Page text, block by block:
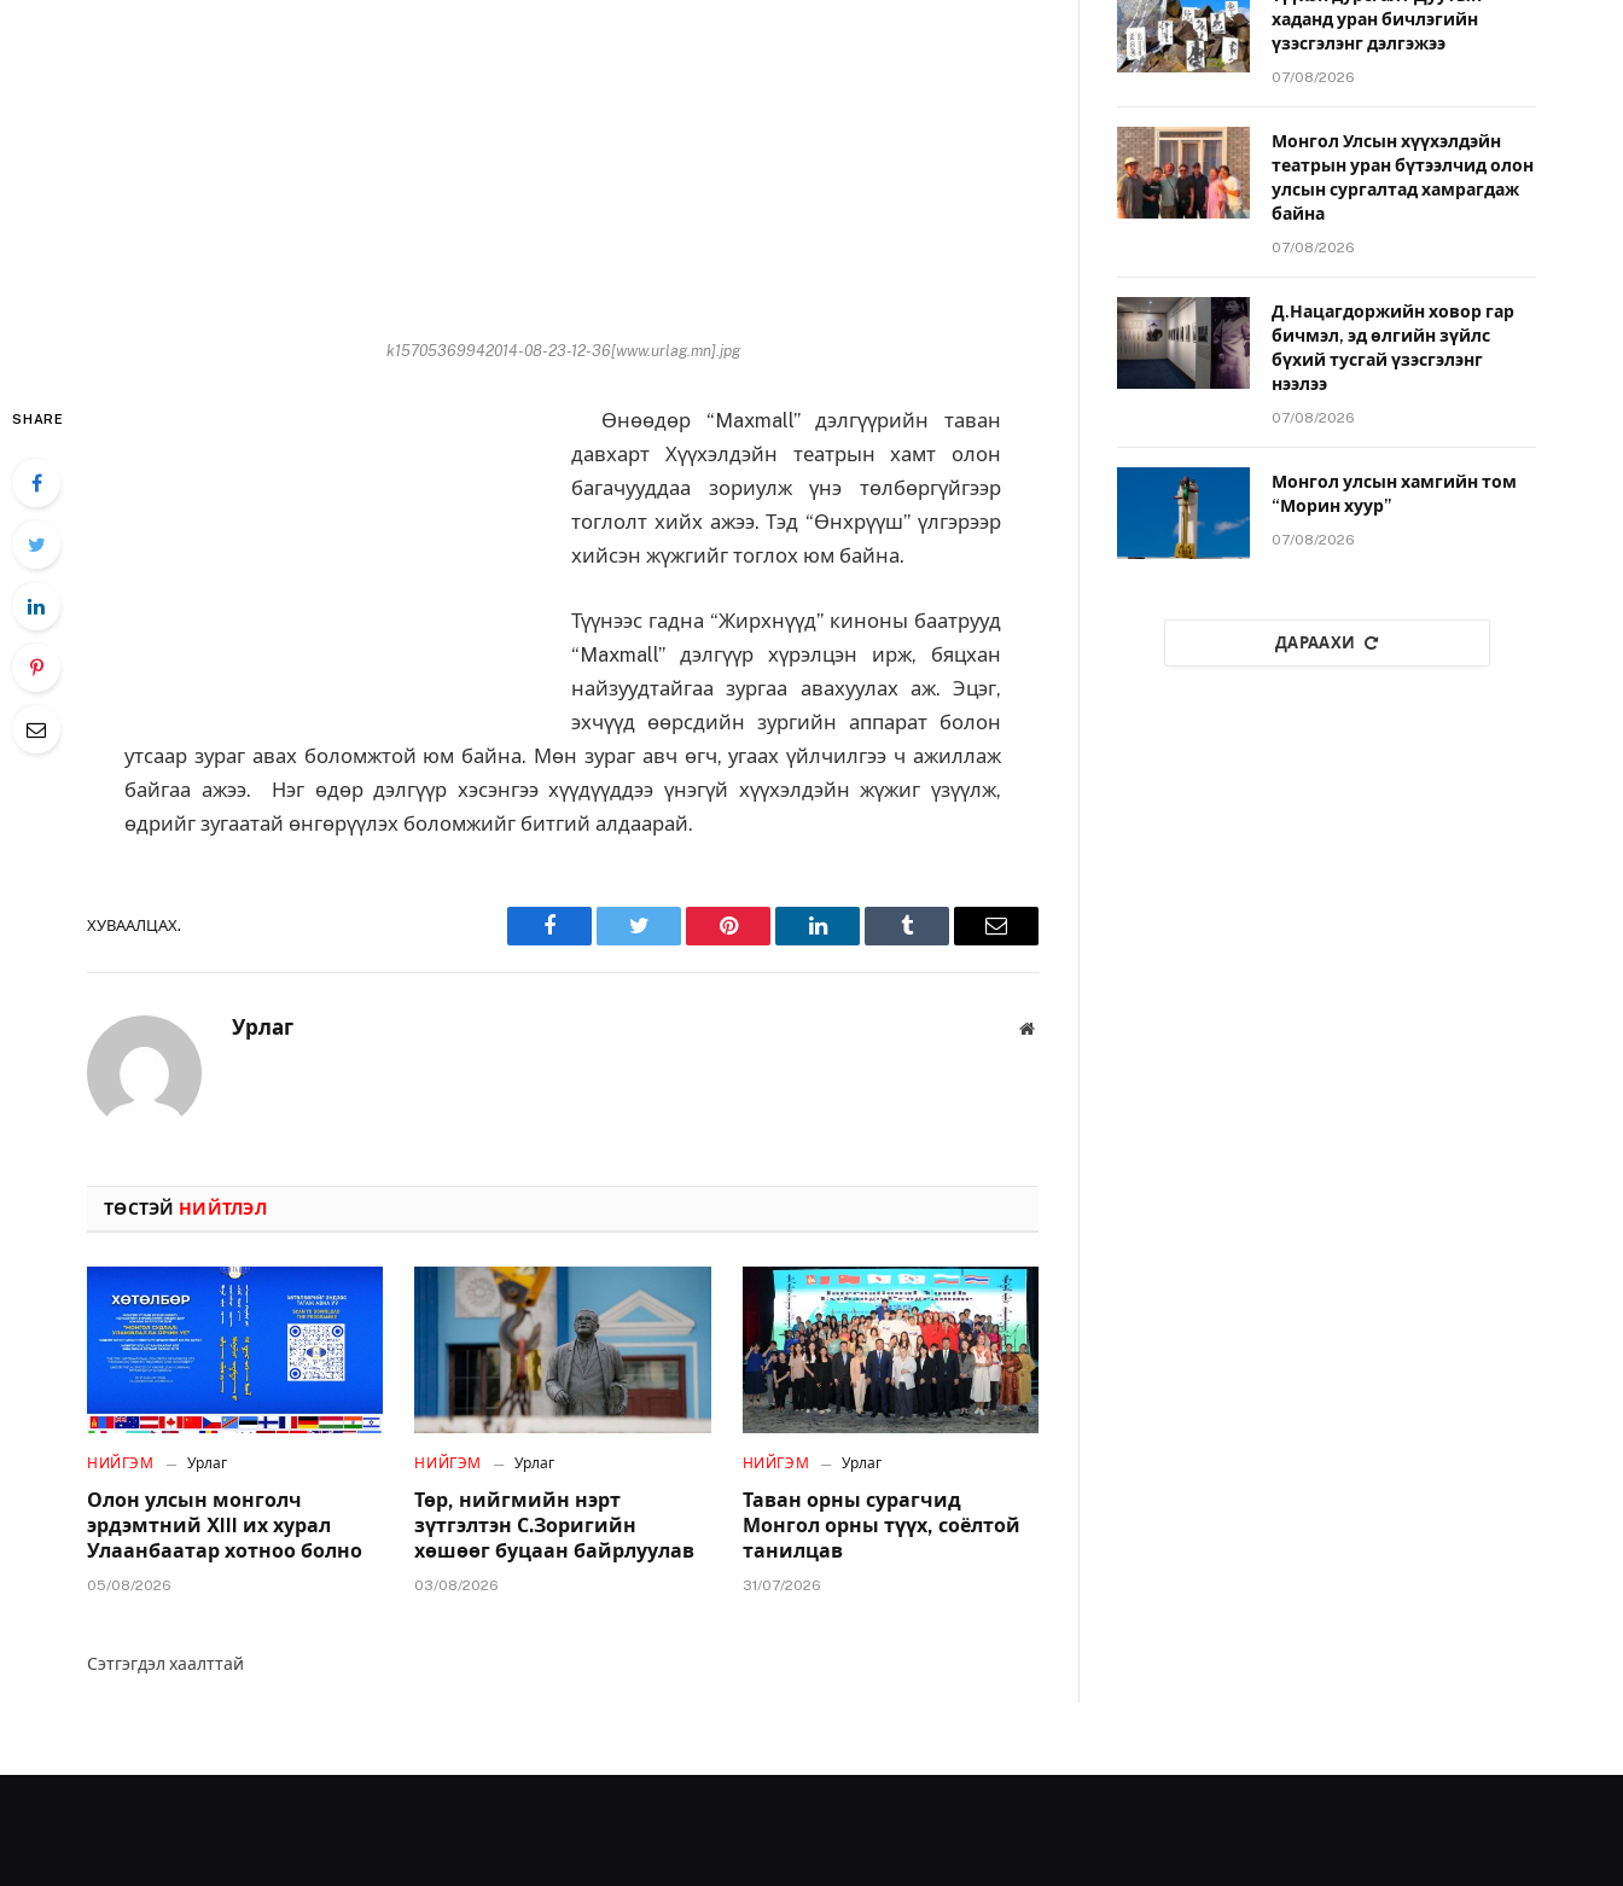
k15705369942014-08-23-12-36[www.urlag.mn].jpg
SHARE
Өнөөдөр “Maxmall” дэлгүүрийн таван
давхарт Хүүхэлдэйн театрын хамт олон
багачууддаа зориулж үнэ төлбөргүйгээр
тоглолт хийх ажээ. Тэд “Өнхрүүш” үлгэрээр
хийсэн жүжгийг тоглох юм байна.
Түүнээс гадна “Жирхнүүд” киноны баатрууд
“Maxmall” дэлгүүр хүрэлцэн ирж, бяцхан
найзуудтайгаа зургаа авахуулах аж. Эцэг,
эхчүүд өөрсдийн зургийн аппарат болон
утсаар зураг авах боломжтой юм байна. Мөн зураг авч өгч, угаах үйлчилгээ ч ажиллаж
байгаа ажээ. Нэг өдөр дэлгүүр хэсэнгээ хүүдүүддээ үнэгүй хүүхэлдэйн жүжиг үзүүлж,
өдрийг зугаатай өнгөрүүлэх боломжийг битгий алдаарай.
ХУВААЛЦАХ.
Facebook Twitter Pinterest LinkedIn Tumblr Имэйл
Урлаг Вэбсайт
ТӨСТЭЙ НИЙТЛЭЛ
НИЙГЭМ Урлаг
Олон улсын монголч
эрдэмтний XIII их хурал
Улаанбаатар хотноо болно
05/08/2026
НИЙГЭМ Урлаг
Төр, нийгмийн нэрт
зүтгэлтэн С.Зоригийн
хөшөөг буцаан байрлуулав
03/08/2026
НИЙГЭМ Урлаг
Таван орны сурагчид
Монгол орны түүх, соёлтой
танилцав
31/07/2026
Сэтгэгдэл хаалттай
хаданд уран бичлэгийн
үзэсгэлэнг дэлгэжээ
07/08/2026
Монгол Улсын хүүхэлдэйн
театрын уран бүтээлчид олон
улсын сургалтад хамрагдаж
байна
07/08/2026
Д.Нацагдоржийн ховор гар
бичмэл, эд өлгийн зүйлс
бүхий тусгай үзэсгэлэнг
нээлээ
07/08/2026
Монгол улсын хамгийн том
“Морин хуур”
07/08/2026
ДАРААХИ